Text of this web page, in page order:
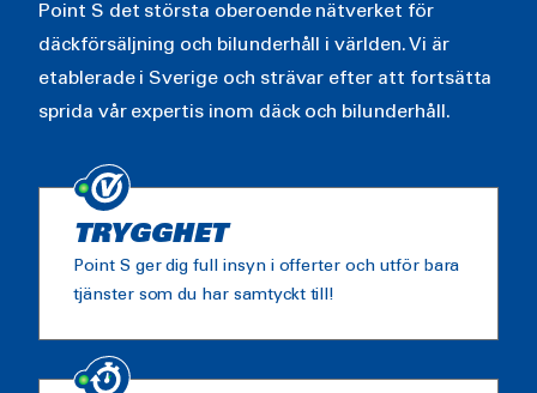
Point S det största oberoende nätverket för
däckförsäljning och bilunderhåll i världen. Vi är
etablerade i Sverige och strävar efter att fortsätta
sprida vår expertis inom däck och bilunderhåll.
TRYGGHET
Point S ger dig full insyn i offerter och utför bara
tjänster som du har samtyckt till!